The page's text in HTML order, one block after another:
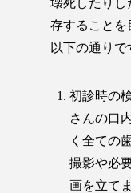
存することを
以下の通りで
初診時の
さんの口
く全ての
撮影や必
画を立て